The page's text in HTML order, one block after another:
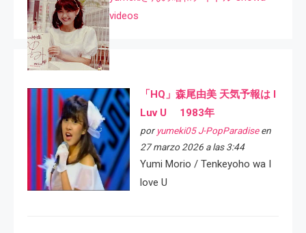
videos
「HQ」森尾由美 天気予報は I
Luv U 1983年
por yumeki05 J-PopParadiseen
27 marzo 2026 a las 3:44
Yumi Morio / Tenkeyoho wa I
love U